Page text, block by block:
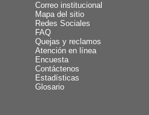
Correo institucional
Mapa del sitio
Redes Sociales
FAQ
Quejas y reclamos
Atención en línea
Encuesta
Contáctenos
Estadísticas
Glosario